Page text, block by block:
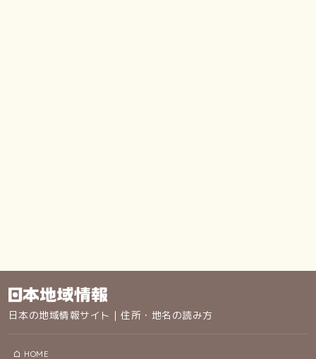
日本の地域情報サイト｜住所・地名の読み方
HOME